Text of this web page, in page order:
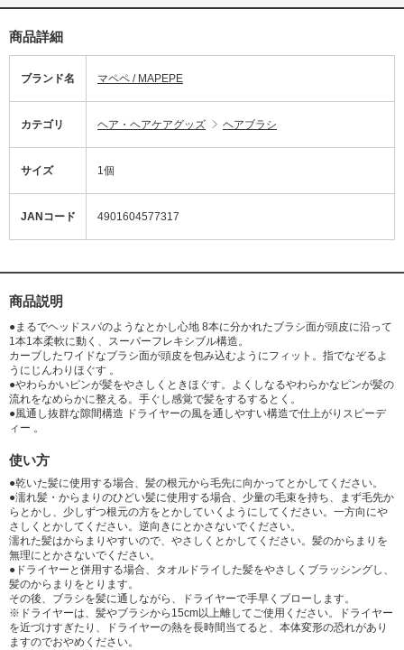
商品詳細
ブランド名 マペペ / MAPEPE
カテゴリ ヘア・ヘアケアグッズ ヘアブラシ
サイズ 1個
JANコード 4901604577317
商品説明
●まるでヘッドスパのようなとかし心地 8本に分かれたブラシ面が頭皮に沿って
1本1本柔軟に動く、スーパーフレキシブル構造。
カーブしたワイドなブラシ面が頭皮を包み込むようにフィット。指でなぞるよ
うにじんわりほぐす 。
●やわらかいピンが髪をやさしくときほぐす。よくしなるやわらかなピンが髪の
流れをなめらかに整える。手ぐし感覚で髪をするするとく。
●風通し抜群な隙間構造 ドライヤーの風を通しやすい構造で仕上がりスピーデ
ィー 。
使い方
●乾いた髪に使用する場合、髪の根元から毛先に向かってとかしてください。
●濡れ髪・からまりのひどい髪に使用する場合、少量の毛束を持ち、まず毛先か
らとかし、少しずつ根元の方をとかしていくようにしてください。一方向にや
さしくとかしてください。逆向きにとかさないでください。
濡れた髪はからまりやすいので、やさしくとかしてください。髪のからまりを
無理にとかさないでください。
●ドライヤーと併用する場合、タオルドライした髪をやさしくブラッシングし、
髪のからまりをとります。
その後、ブラシを髪に通しながら、ドライヤーで手早くブローします。
※ドライヤーは、髪やブラシから15cm以上離してご使用ください。ドライヤー
を近づけすぎたり、ドライヤーの熱を長時間当てると、本体変形の恐れがあり
ますのでおやめください。